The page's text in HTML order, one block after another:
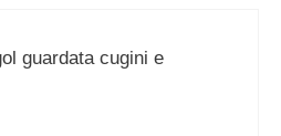
guardata cugini e